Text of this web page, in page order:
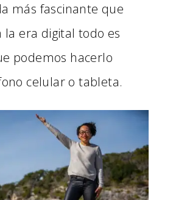
más fascinante que
la era digital todo es
podemos hacerlo
celular o tableta.